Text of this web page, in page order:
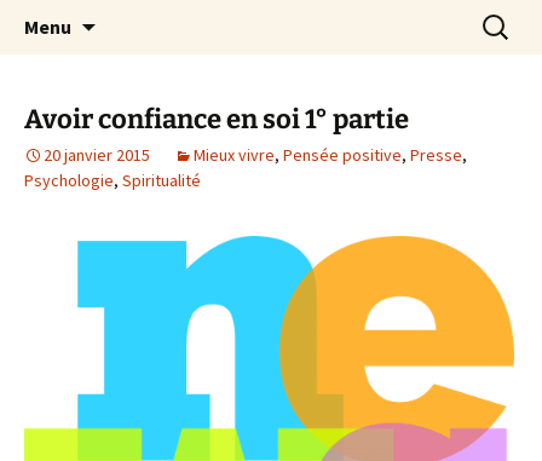
Mon big-bang intérieur
par Chantal Rialland
Menu
Avoir confiance en soi 1° partie
20 janvier 2015 Mieux vivre, Pensée positive, Presse,
Psychologie, Spiritualité